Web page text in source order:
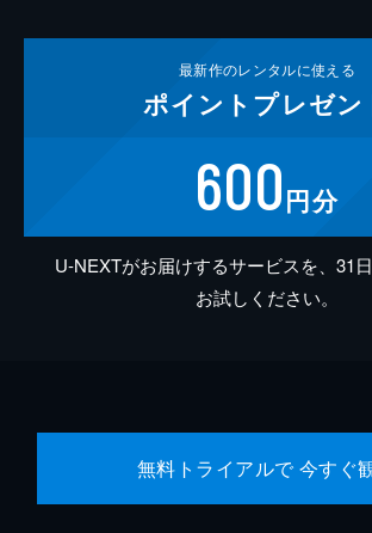
最新作のレンタルに使える
ポイント プレゼン
600円分
U-NEXTがお届けするサービスを、31
お試しください。
無料トライアルで 今すぐ